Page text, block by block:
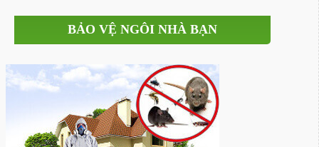
BẢO VỆ NGÔI NHÀ BẠN